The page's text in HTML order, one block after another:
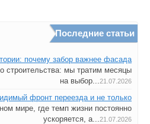
Последние статьи
почему забор важнее фасада
строительства: мы тратим месяцы
на выбор...21.07.2026
фронт переезда и не только
мире, где темп жизни постоянно
ускоряется, а...21.07.2026